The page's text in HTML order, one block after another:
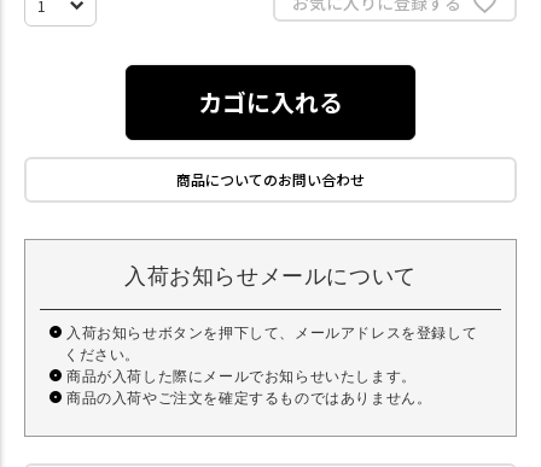
カゴに入れる
商品についてのお問い合わせ
入荷お知らせメールについて
入荷お知らせボタンを押下して、メールアドレスを登録して
ください。
商品が入荷した際にメールでお知らせいたします。
商品の入荷やご注文を確定するものではありません。